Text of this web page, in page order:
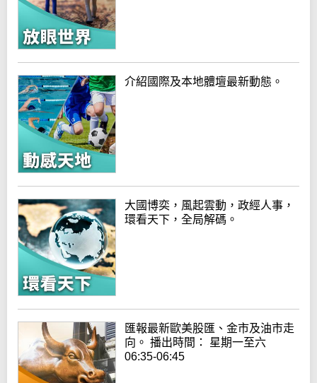
介紹國際及本地體壇最新動態。
大國博奕，風起雲動，政經人事，
環看天下，全局解碼。
匯報最新歐美股匯、金市及油市走
向。 播出時間： 星期一至六
06:35-06:45